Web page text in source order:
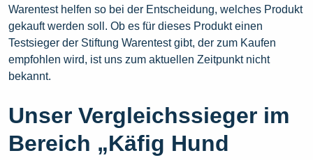
Warentest helfen so bei der Entscheidung, welches Produkt
gekauft werden soll. Ob es für dieses Produkt einen
Testsieger der Stiftung Warentest gibt, der zum Kaufen
empfohlen wird, ist uns zum aktuellen Zeitpunkt nicht
bekannt.
Unser Vergleichssieger im
Bereich „Käfig Hund